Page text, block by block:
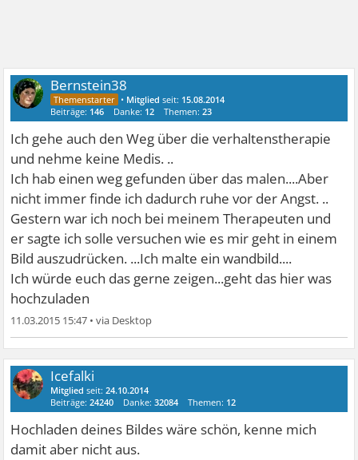
Bernstein38
• Mitglied seit: 15.08.2014
Beiträge: 146 Danke: 12 Themen:23
Ich gehe auch den Weg über die verhaltenstherapie
und nehme keine Medis. ..
Ich hab einen weg gefunden über das malen....Aber
nicht immer finde ich dadurch ruhe vor der Angst. ..
Gestern war ich noch bei meinem Therapeuten und
er sagte ich solle versuchen wie es mir geht in einem
Bild auszudrücken. ...Ich malte ein wandbild....
Ich würde euch das gerne zeigen...geht das hier was
hochzuladen
11.03.2015 15:47 •
Icefalki
Mitglied seit:24.10.2014
Beiträge:24240 Danke:32084 Themen: 12
Hochladen deines Bildes wäre schön, kenne mich
damit aber nicht aus.